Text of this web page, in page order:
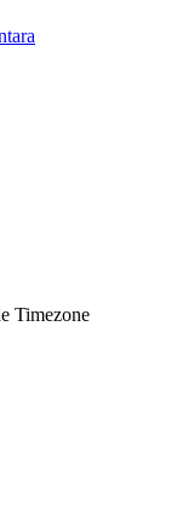
Timezone